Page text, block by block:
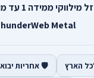
Metal.
הארץ 🛡️ אחריות